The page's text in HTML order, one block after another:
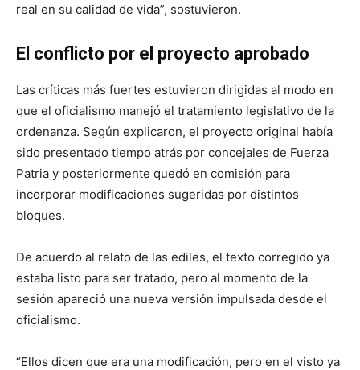
real en su calidad de vida”, sostuvieron.
El conflicto por el proyecto aprobado
Las críticas más fuertes estuvieron dirigidas al modo en
que el oficialismo manejó el tratamiento legislativo de la
ordenanza. Según explicaron, el proyecto original había
sido presentado tiempo atrás por concejales de Fuerza
Patria y posteriormente quedó en comisión para
incorporar modificaciones sugeridas por distintos
bloques.
De acuerdo al relato de las ediles, el texto corregido ya
estaba listo para ser tratado, pero al momento de la
sesión apareció una nueva versión impulsada desde el
oficialismo.
“Ellos dicen que era una modificación, pero en el visto ya